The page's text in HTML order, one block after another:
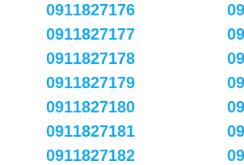
0911827176
0911827177
0911827178
0911827179
0911827180
0911827181
0911827182